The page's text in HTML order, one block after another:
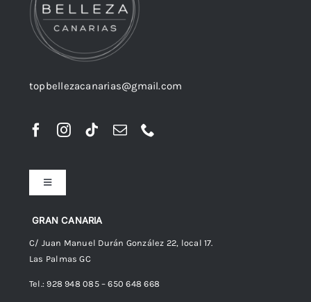
topbellezacanarias@gmail.com
GRAN CANARIA
C/ Juan Manuel Durán González 22, local 17.
Las Palmas GC
Tel.: 928 948 085 – 650 648 668
Toggle
Navigation
Preguntas frecuentes
Envíos